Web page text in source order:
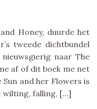
Honey, duurde het
tweede dichtbundel
naar The
af of dit boek me net
and her Flowers is
wilting, falling, […]